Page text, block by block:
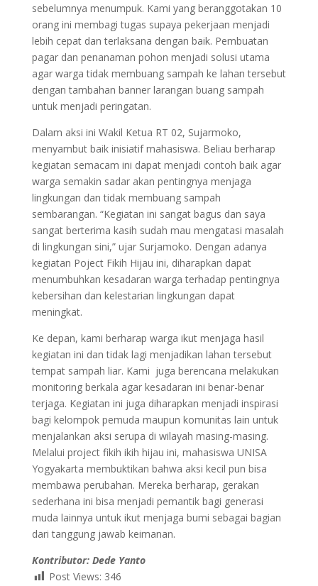
sebelumnya menumpuk. Kami yang beranggotakan 10
orang ini membagi tugas supaya pekerjaan menjadi
lebih cepat dan terlaksana dengan baik. Pembuatan
pagar dan penanaman pohon menjadi solusi utama
agar warga tidak membuang sampah ke lahan tersebut
dengan tambahan banner larangan buang sampah
untuk menjadi peringatan.
Dalam aksi ini Wakil Ketua RT 02, Sujarmoko,
menyambut baik inisiatif mahasiswa. Beliau berharap
kegiatan semacam ini dapat menjadi contoh baik agar
warga semakin sadar akan pentingnya menjaga
lingkungan dan tidak membuang sampah
sembarangan. “Kegiatan ini sangat bagus dan saya
sangat berterima kasih sudah mau mengatasi masalah
di lingkungan sini,” ujar Surjamoko. Dengan adanya
kegiatan Poject Fikih Hijau ini, diharapkan dapat
menumbuhkan kesadaran warga terhadap pentingnya
kebersihan dan kelestarian lingkungan dapat
meningkat.
Ke depan, kami berharap warga ikut menjaga hasil
kegiatan ini dan tidak lagi menjadikan lahan tersebut
tempat sampah liar. Kami juga berencana melakukan
monitoring berkala agar kesadaran ini benar-benar
terjaga. Kegiatan ini juga diharapkan menjadi inspirasi
bagi kelompok pemuda maupun komunitas lain untuk
menjalankan aksi serupa di wilayah masing-masing.
Melalui project fikih ikih hijau ini, mahasiswa UNISA
Yogyakarta membuktikan bahwa aksi kecil pun bisa
membawa perubahan. Mereka berharap, gerakan
sederhana ini bisa menjadi pemantik bagi generasi
muda lainnya untuk ikut menjaga bumi sebagai bagian
dari tanggung jawab keimanan.
Kontributor: Dede Yanto
Post Views: 346